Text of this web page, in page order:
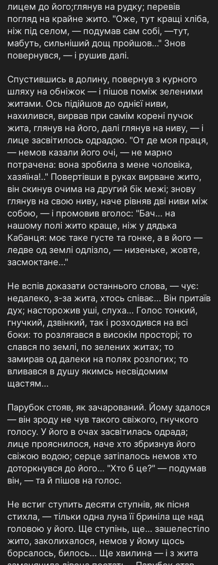
лицем до його;глянув на рудку; перевів
погляд на крайне жито. "Оже, тут кращі хліба,
ніж під селом, — подумав сам собі, —тут,
мабуть, сильніший дощ пройшов..." Знов
повернувся, — і рушив далі.
Спустившись в долину, повернув з курного
шляху на обніжок — і пішов поміж зеленими
житами. Ось підійшов до однієї ниви,
нахилився, вирвав при самім корені пучок
жита, глянув на його, далі глянув на ниву, — і
лице засвітилось одрадою. "От де моя праця,
— немов казали його очі, — не марно
потрачена: вона зробила з мене чоловіка,
хазяїна!.." Повертівши в руках вирване жито,
він скинув очима на другий бік межі; знову
глянув на свою ниву, наче рівняв дві ниви між
собою, — і промовив вголос: "Бач... на
нашому полі жито краще, ніж у дядька
Кабанця: моє таке густе та гонке, а в його —
ледве од землі одлізло, — низеньке, жовте,
засмоктане..."
Не вспів доказати останнього слова, — чує:
недалеко, з-за жита, хтось співає... Він притаїв
дух; насторожив уші, слуха... Голос тонкий,
гнучкий, дзвінкий, так і розходився на всі
боки: то розлягався в високім просторі; то
слався по землі, по зелених житах; то
замирав од далеки на полях розлогих; то
вливався в душу якимсь несвідомим
щастям...
Парубок стояв, як зачарований. Йому здалося
— він зроду не чув такого свіжого, гнучкого
голосу. У його в очах засвітилась одрада;
лице прояснилося, наче хто збризнув його
свіжою водою; серце затіпалось немов хто
доторкнувся до його... "Хто б це?" — подумав
він, — та й пішов на голос.
Не встиг ступить десяти ступнів, як пісня
стихла, — тільки одна луна її бриніла ще над
головою у його. Ще ступінь, ще... зашелестіло
жито, заколихалося, немов у йому щось
борсалось, билось... Ще хвилина — і з жита